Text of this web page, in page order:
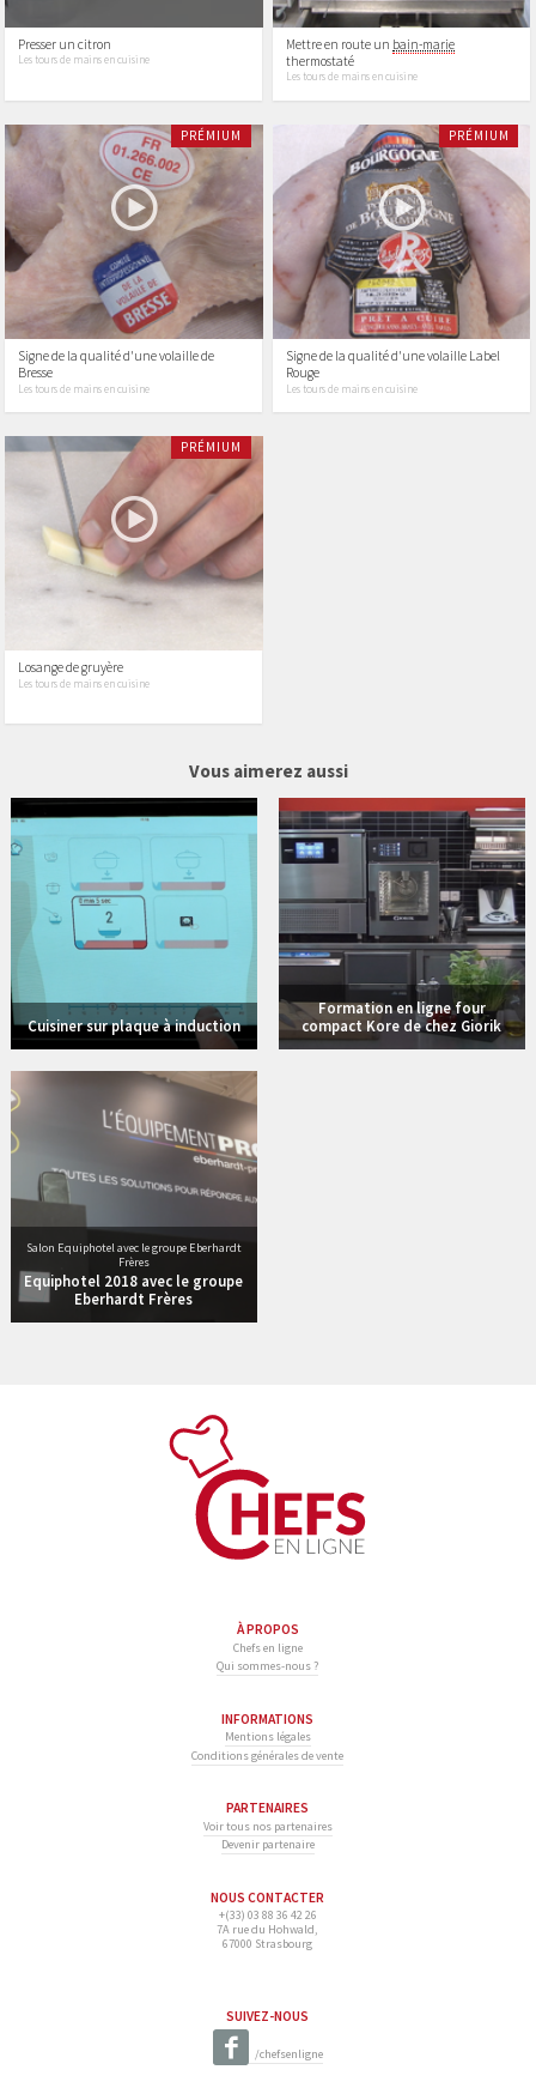
Presser un citron
Les tours de mains en cuisine
Mettre en route un bain-marie
thermostaté
Les tours de mains en cuisine
PRÉMIUM
Signe de la qualité d'une volaille de
Bresse
Les tours de mains en cuisine
PRÉMIUM
Signe de la qualité d'une volaille Label
Rouge
Les tours de mains en cuisine
PRÉMIUM
Losange de gruyère
Les tours de mains en cuisine
Vous aimerez aussi
Cuisiner sur plaque à induction
Formation en ligne four
compact Kore de chez Giorik
Salon Equiphotel avec le groupe Eberhardt
Frères
Equiphotel 2018 avec le groupe
Eberhardt Frères
5 vidéos
À PROPOS
Chefs en ligne
Qui sommes-nous ?
INFORMATIONS
Mentions légales
Conditions générales de vente
PARTENAIRES
Voir tous nos partenaires
Devenir partenaire
NOUS CONTACTER
+(33) 03 88 36 42 26
7A rue du Hohwald,
67000 Strasbourg
SUIVEZ-NOUS
/chefsenligne